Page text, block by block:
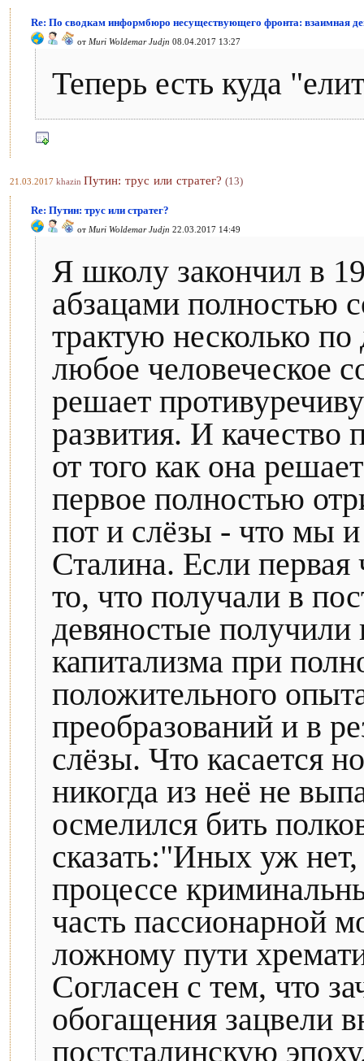
Re: По сводкам информбюро несуществующего фронта: взаимная
от Muri Woldemar Judjn 08.04.2017 13:27
Теперь есть куда
21.03.2017 khazin Путин: трус или стратег? (13)
Re: Путин: трус или стратег?
от Muri Woldemar Judjn 22.03.2017 14:49
Я школу закончил в
абзацами полностью
трактую несколько
любое человеческое
решает
развития. И качество
от того как она
первое полностью
пот и слёзы - что мы
Сталина. Если первая
то, что получали в
девяностые
капитализма при
положительного
преобразований и в
слёзы. Что касается
никогда из неё не
осмелился бить
сказать:"Иных уж
процессе
часть пассионарной
ложному пути
Согласен с тем, что
обогащения зацвели
постсталинскую